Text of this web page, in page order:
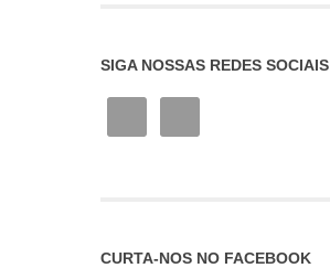
SIGA NOSSAS REDES SOCIAIS
CURTA-NOS NO FACEBOOK